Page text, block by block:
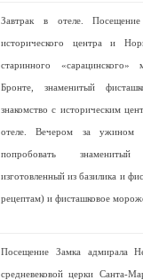
Завтрак в отеле.
исторического центра и
старинного
Бронте, знаменитый
знакомство с историческим
отеле. Вечером за ужином
попробовать
изготовленный из базилика и
рецептам) и фисташковое
Посещение Замка адмирала
средневековой церки Санта-